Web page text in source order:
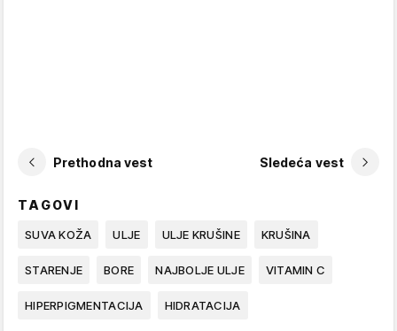
Prethodna vest Sledeća vest
TAGOVI
SUVA KOŽA ULJE ULJE KRUŠINE KRUŠINA
STARENJE BORE NAJBOLJE ULJE VITAMIN C
HIPERPIGMENTACIJA HIDRATACIJA